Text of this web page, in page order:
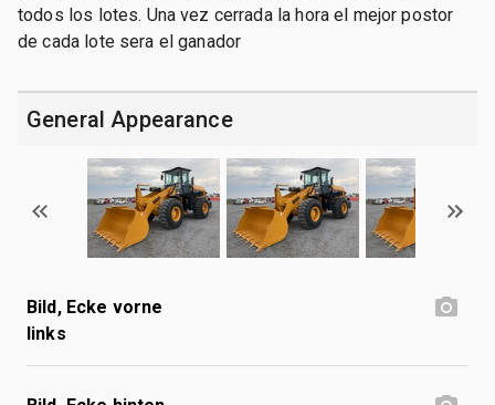
todos los lotes. Una vez cerrada la hora el mejor postor
de cada lote sera el ganador
General Appearance
Bild, Ecke vorne
links